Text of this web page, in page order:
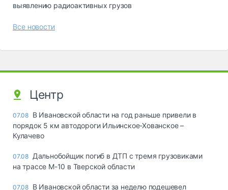
выявлению радиоактивных грузов
Все новости
Центр
07.08 В Ивановской области на год раньше привели в
порядок 5 км автодороги Ильинское-Хованское –
Кулачево
07.08 Дальнобойщик погиб в ДТП с тремя грузовиками
на трассе М-10 в Тверской области
07.08 В Ивановской области за неделю подешевел